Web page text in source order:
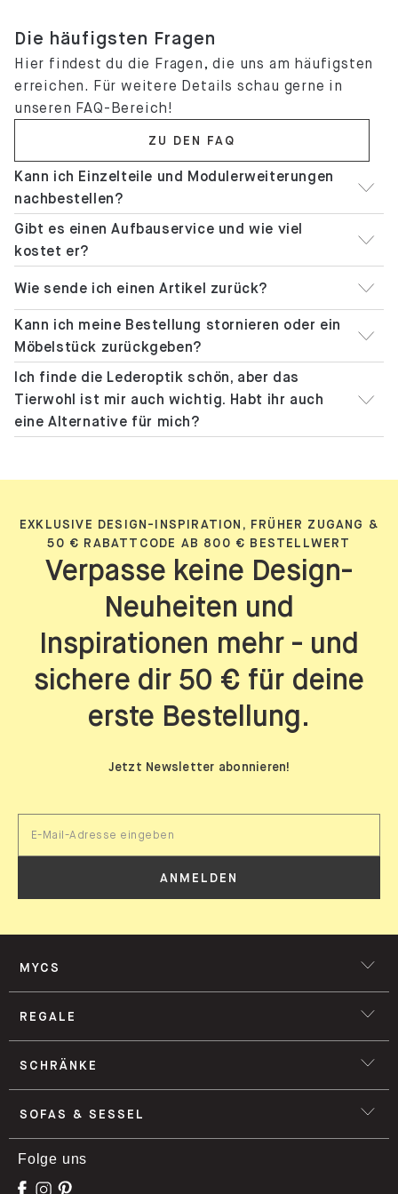
Die häufigsten Fragen
Hier findest du die Fragen, die uns am häufigsten
erreichen. Für weitere Details schau gerne in
unseren FAQ-Bereich!
ZU DEN FAQ
Kann ich Einzelteile und Modulerweiterungen
nachbestellen?
Gibt es einen Aufbauservice und wie viel
kostet er?
Wie sende ich einen Artikel zurück?
Kann ich meine Bestellung stornieren oder ein
Möbelstück zurückgeben?
Ich finde die Lederoptik schön, aber das
Tierwohl ist mir auch wichtig. Habt ihr auch
eine Alternative für mich?
EXKLUSIVE DESIGN-INSPIRATION, FRÜHER ZUGANG &
50 € RABATTCODE AB 800 € BESTELLWERT
Verpasse keine Design-
Neuheiten und
Inspirationen mehr - und
sichere dir 50 € für deine
erste Bestellung.
Jetzt Newsletter abonnieren!
ANMELDEN
MYCS
REGALE
SCHRÄNKE
SOFAS & SESSEL
Folge uns